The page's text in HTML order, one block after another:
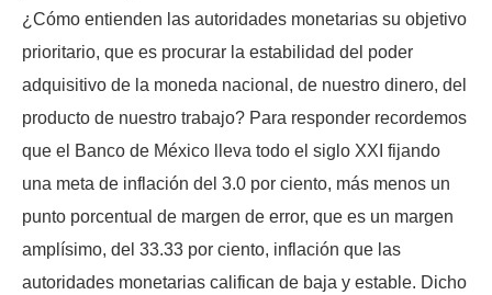
¿Cómo entienden las autoridades monetarias su objetivo
prioritario, que es procurar la estabilidad del poder
adquisitivo de la moneda nacional, de nuestro dinero, del
producto de nuestro trabajo? Para responder recordemos
que el Banco de México lleva todo el siglo XXI fijando
una meta de inflación del 3.0 por ciento, más menos un
punto porcentual de margen de error, que es un margen
amplísimo, del 33.33 por ciento, inflación que las
autoridades monetarias califican de baja y estable. Dicho